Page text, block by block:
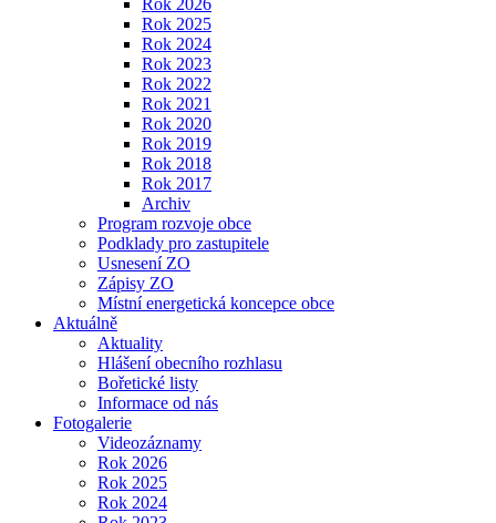
Rok 2026
Rok 2025
Rok 2024
Rok 2023
Rok 2022
Rok 2021
Rok 2020
Rok 2019
Rok 2018
Rok 2017
Archiv
Program rozvoje obce
Podklady pro zastupitele
Usnesení ZO
Zápisy ZO
Místní energetická koncepce obce
Aktuálně
Aktuality
Hlášení obecního rozhlasu
Bořetické listy
Informace od nás
Fotogalerie
Videozáznamy
Rok 2026
Rok 2025
Rok 2024